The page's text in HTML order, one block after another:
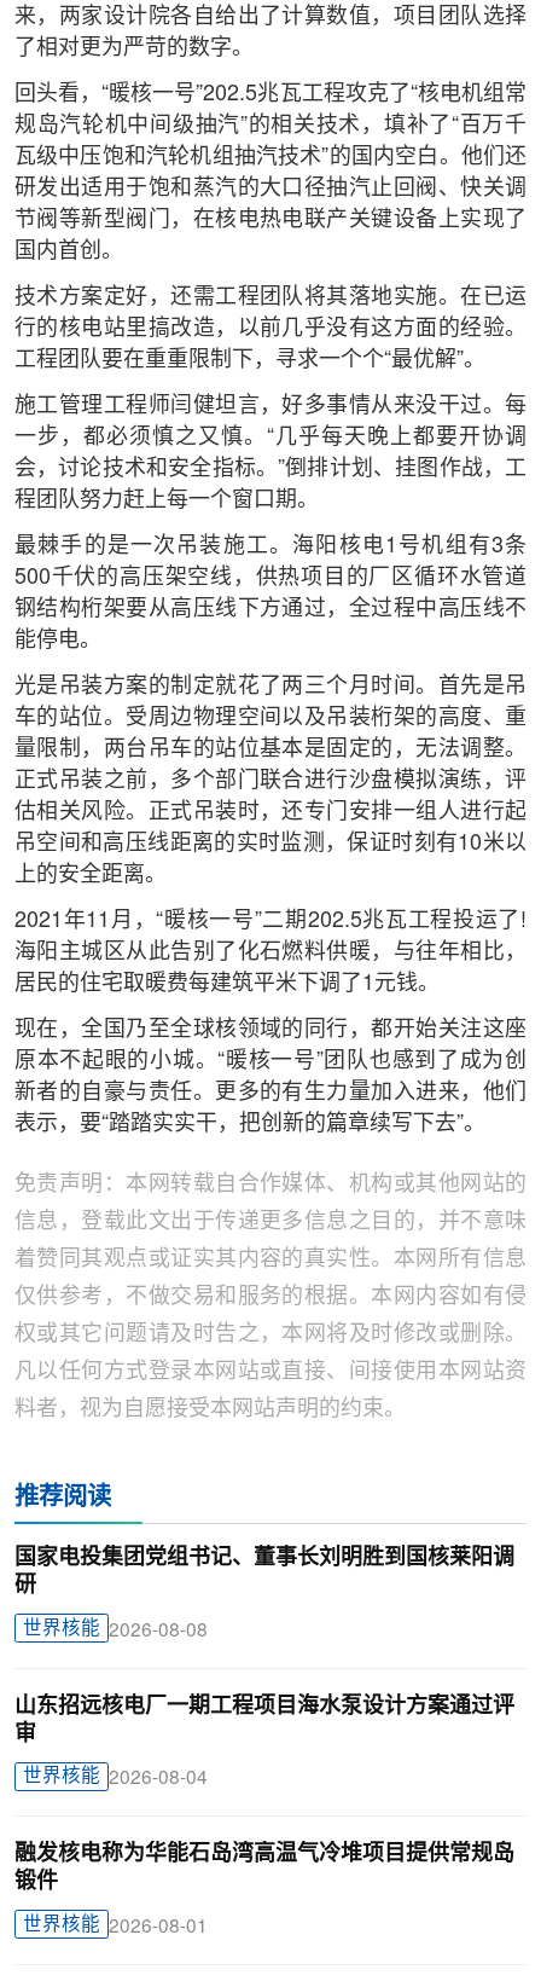
来，两家设计院各自给出了计算数值，项目团队选择
了相对更为严苛的数字。
回头看，“暖核一号”202.5兆瓦工程攻克了“核电机组常
规岛汽轮机中间级抽汽”的相关技术，填补了“百万千
瓦级中压饱和汽轮机组抽汽技术”的国内空白。他们还
研发出适用于饱和蒸汽的大口径抽汽止回阀、快关调
节阀等新型阀门，在核电热电联产关键设备上实现了
国内首创。
技术方案定好，还需工程团队将其落地实施。在已运
行的核电站里搞改造，以前几乎没有这方面的经验。
工程团队要在重重限制下，寻求一个个“最优解”。
施工管理工程师闫健坦言，好多事情从来没干过。每
一步，都必须慎之又慎。“几乎每天晚上都要开协调
会，讨论技术和安全指标。”倒排计划、挂图作战，工
程团队努力赶上每一个窗口期。
最棘手的是一次吊装施工。海阳核电1号机组有3条
500千伏的高压架空线，供热项目的厂区循环水管道
钢结构桁架要从高压线下方通过，全过程中高压线不
能停电。
光是吊装方案的制定就花了两三个月时间。首先是吊
车的站位。受周边物理空间以及吊装桁架的高度、重
量限制，两台吊车的站位基本是固定的，无法调整。
正式吊装之前，多个部门联合进行沙盘模拟演练，评
估相关风险。正式吊装时，还专门安排一组人进行起
吊空间和高压线距离的实时监测，保证时刻有10米以
上的安全距离。
2021年11月，“暖核一号”二期202.5兆瓦工程投运了!
海阳主城区从此告别了化石燃料供暖，与往年相比，
居民的住宅取暖费每建筑平米下调了1元钱。
现在，全国乃至全球核领域的同行，都开始关注这座
原本不起眼的小城。“暖核一号”团队也感到了成为创
新者的自豪与责任。更多的有生力量加入进来，他们
表示，要“踏踏实实干，把创新的篇章续写下去”。
免责声明：本网转载自合作媒体、机构或其他网站的
信息，登载此文出于传递更多信息之目的，并不意味
着赞同其观点或证实其内容的真实性。本网所有信息
仅供参考，不做交易和服务的根据。本网内容如有侵
权或其它问题请及时告之，本网将及时修改或删除。
凡以任何方式登录本网站或直接、间接使用本网站资
料者，视为自愿接受本网站声明的约束。
推荐阅读
国家电投集团党组书记、董事长刘明胜到国核莱阳调
研
世界核能 2026-08-08
山东招远核电厂一期工程项目海水泵设计方案通过评
审
世界核能 2026-08-04
融发核电称为华能石岛湾高温气冷堆项目提供常规岛
锻件
世界核能 2026-08-01